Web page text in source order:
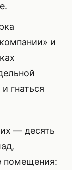
и
гнаться
— десять
помещения: